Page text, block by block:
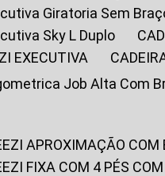
Giratoria Sem
Sky L Duplo
EXECUTIVA
Job Alta Com
APROXIMAÇÃO
FIXA COM 4 PÉS